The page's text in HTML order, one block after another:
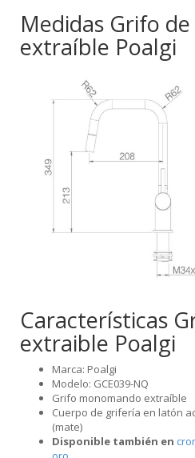
Medidas Grifo
extraíble Poalgi
Características
extraible Poalgi
Marca: Poalgi
Modelo: GCE039-NQ
Grifo monomando extraíble
Cuerpo de grifería en latón
(mate)
Disponible también en